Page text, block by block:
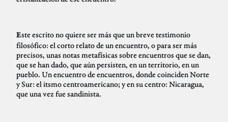
Este escrito no quiere ser más que un breve testimonio
filosófico: el corto relato de un encuentro, o para ser más
precisos, unas notas metafísicas sobre encuentros que se dan,
que se han dado, que aún persisten, en un territorio, en un
pueblo. Un encuentro de encuentros, donde coinciden Norte
y Sur: el itsmo centroamericano; y en su centro: Nicaragua,
que una vez fue sandinista.